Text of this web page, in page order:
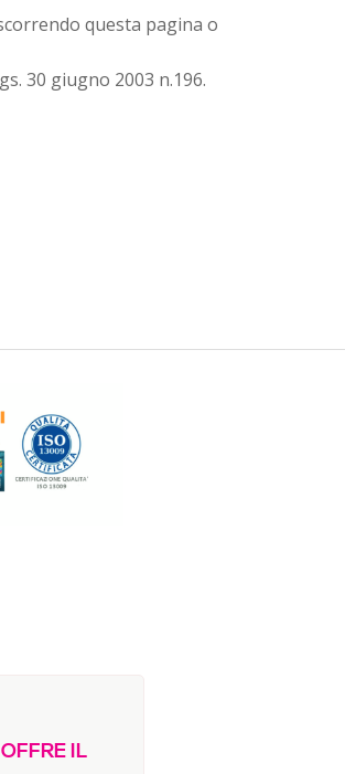
questa pagina o
30 giugno 2003 n.196.
IL